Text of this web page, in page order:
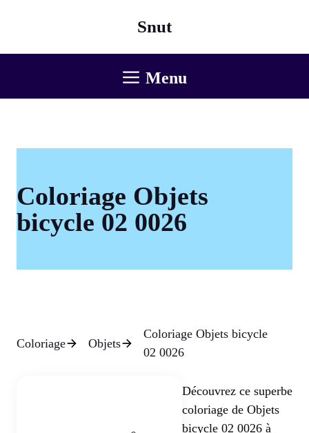
Snut
Menu
Coloriage Objets
bicycle 02 0026
Coloriage Objets
Coloriage Objets bicycle
02 0026
Découvrez ce superbe
coloriage de Objets
bicycle 02 0026 à